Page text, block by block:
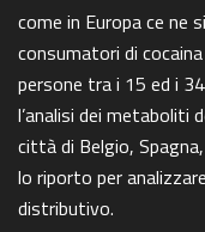
come in Europa ce ne
consumatori di
persone tra i 15 ed i
l’analisi dei metaboliti
città di Belgio,
lo riporto per
distributivo.